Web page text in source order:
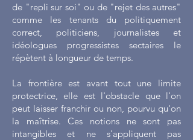
de "repli sur soi" ou de "rejet des autres"
comme les tenants du politiquement
correct, politiciens, journalistes et
idéologues progressistes sectaires le
répètent à longueur de temps.
La frontière est avant tout une limite
protectrice, elle est l'obstacle que l'on
peut laisser franchir ou non, pourvu qu'on
la maîtrise. Ces notions ne sont pas
intangibles et ne s'appliquent pas